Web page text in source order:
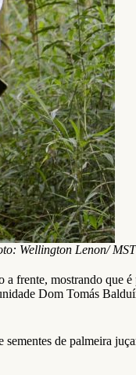
Wellington Lenon/
frente, mostrando que
Dom Tomás
de palmeira